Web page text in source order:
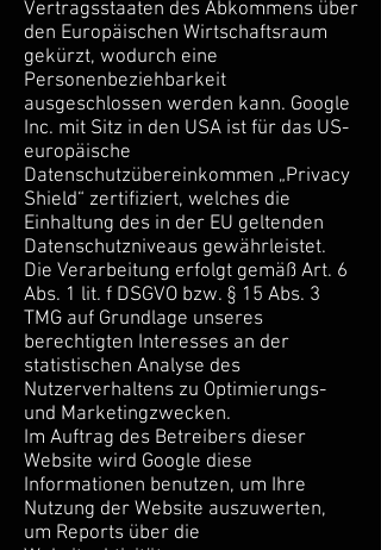
Vertragsstaaten des Abkommens über
den Europäischen Wirtschaftsraum
gekürzt, wodurch eine
Personenbeziehbarkeit
ausgeschlossen werden kann. Google
Inc. mit Sitz in den USA ist für das US-
europäische
Datenschutzübereinkommen „Privacy
Shield“ zertifiziert, welches die
Einhaltung des in der EU geltenden
Datenschutzniveaus gewährleistet.
Die Verarbeitung erfolgt gemäß Art. 6
Abs. 1 lit. f DSGVO bzw. § 15 Abs. 3
TMG auf Grundlage unseres
berechtigten Interesses an der
statistischen Analyse des
Nutzerverhaltens zu Optimierungs-
und Marketingzwecken.
Im Auftrag des Betreibers dieser
Website wird Google diese
Informationen benutzen, um Ihre
Nutzung der Website auszuwerten,
um Reports über die